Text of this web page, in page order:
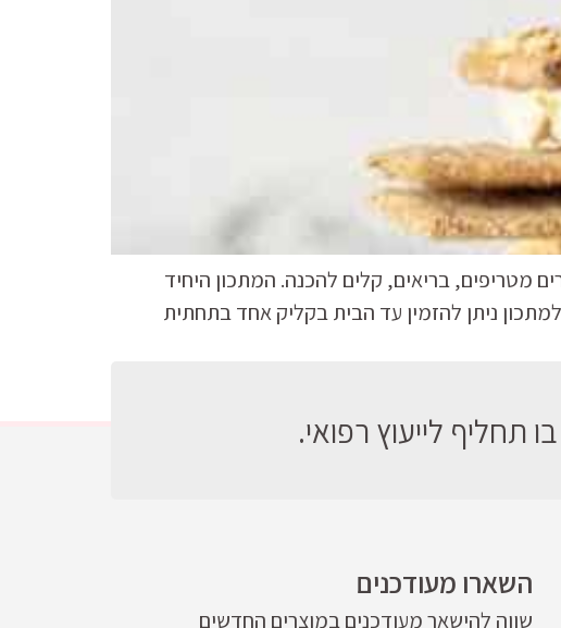
מטריפים, בריאים, קלים להכנה. המתכון היחיד
ניתן להזמין עד הבית בקליק אחד בתחתית
השארו מעודכנים
שווה להישאר מעודכנים במוצרים החדשים
תחליף לייעוץ רפואי.